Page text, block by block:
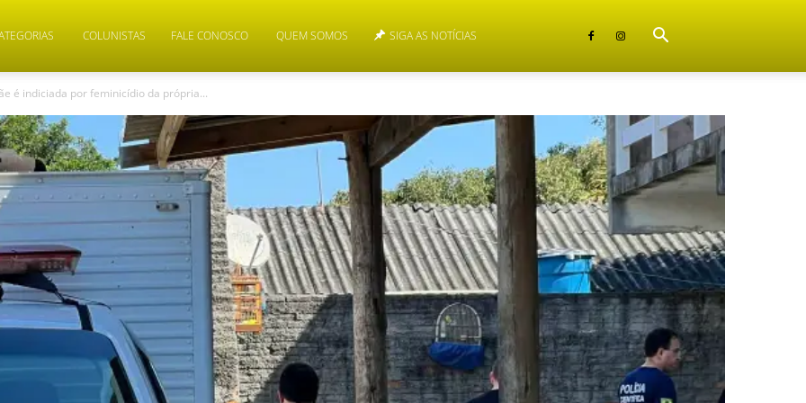
COLUNISTAS FALE CONOSCO QUEM SOMOS SIGA AS NOTÍCIAS
é indiciada por feminicídio da própria...